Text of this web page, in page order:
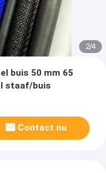
2/4
buis 50 mm 65
staaf/buis
Contact nu